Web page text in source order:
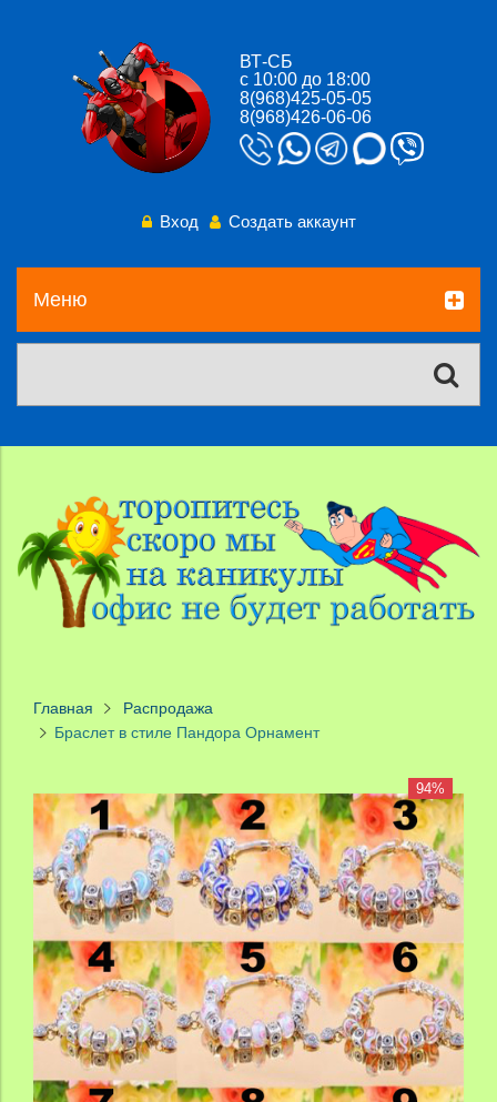
ВТ-СБ
с 10:00 до 18:00
8(968)425-05-05
8(968)426-06-06
Вход Создать аккаунт
Меню
Главная
Распродажа
Браслет в стиле Пандора Орнамент
94%